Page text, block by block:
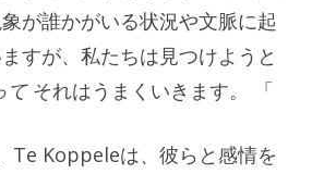
が誰かがいる状況や文脈に起
すが、私たちは見つけようと
てそれはうまくいきます。 「
Te Koppeleは、彼らと感情を